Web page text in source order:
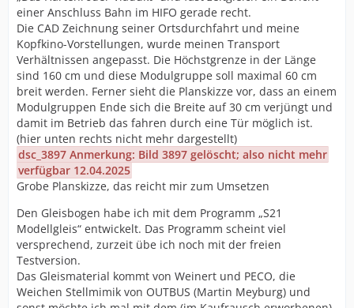
einer Anschluss Bahn im HIFO gerade recht.
Die CAD Zeichnung seiner Ortsdurchfahrt und meine
Kopfkino-Vorstellungen, wurde meinen Transport
Verhältnissen angepasst. Die Höchstgrenze in der Länge
sind 160 cm und diese Modulgruppe soll maximal 60 cm
breit werden. Ferner sieht die Planskizze vor, dass an einem
Modulgruppen Ende sich die Breite auf 30 cm verjüngt und
damit im Betrieb das fahren durch eine Tür möglich ist.
(hier unten rechts nicht mehr dargestellt)
dsc_3897 Anmerkung: Bild 3897 gelöscht; also nicht mehr
verfügbar 12.04.2025
Grobe Planskizze, das reicht mir zum Umsetzen
Den Gleisbogen habe ich mit dem Programm „S21
Modellgleis“ entwickelt. Das Programm scheint viel
versprechend, zurzeit übe ich noch mit der freien
Testversion.
Das Gleismaterial kommt von Weinert und PECO, die
Weichen Stellmimik von OUTBUS (Martin Meyburg) und